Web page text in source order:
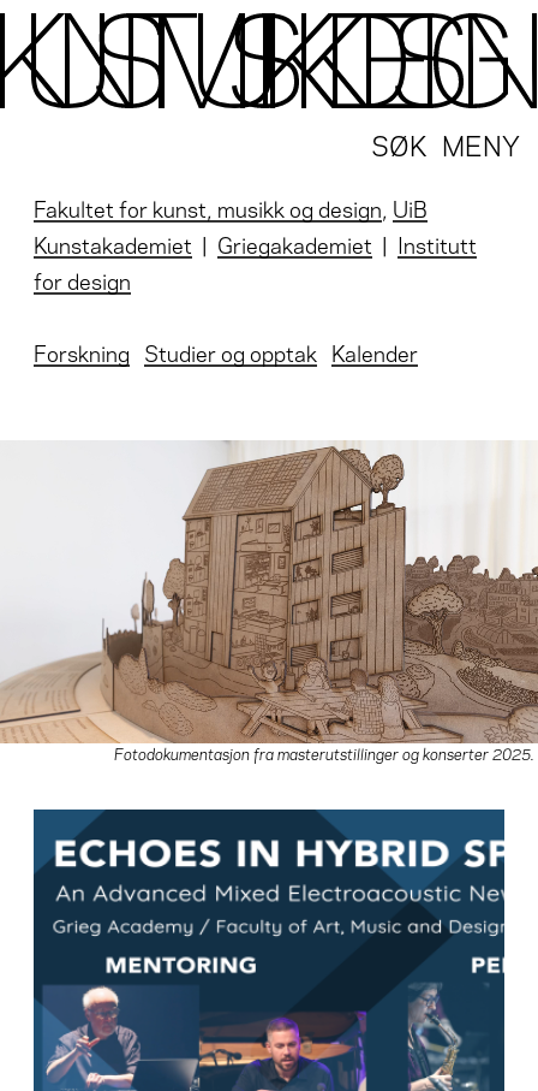
MENY
SØK
Fakultet for kunst, musikk og design, UiB
Kunstakademiet | Griegakademiet | Institutt
for design
Forskning Studier og opptak Kalender
Fotodokumentasjon fra masterutstillinger og konserter 2025.